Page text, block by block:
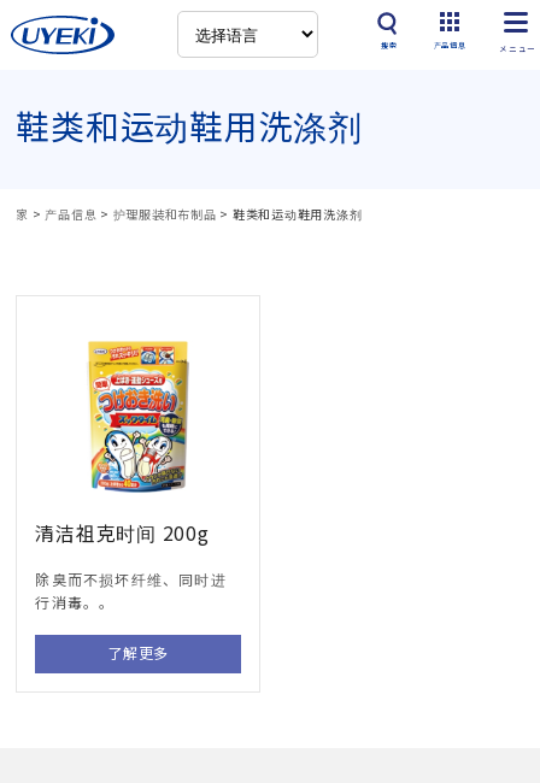
搜索 产品信息
鞋类和运动鞋用洗涤剂
家 > 产品信息 > 护理服装和布制品 > 鞋类和运动鞋用洗涤剂
清洁祖克时间 200g
除臭而不损坏纤维、同时进
行消毒。。
了解更多